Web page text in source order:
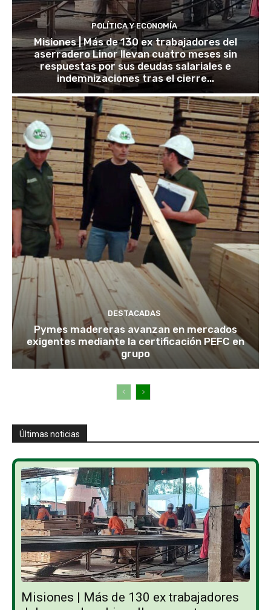
POLÍTICA Y ECONOMÍA
Misiones | Más de 130 ex trabajadores del
aserradero Linor llevan cuatro meses sin
respuestas por sus deudas salariales e
indemnizaciones tras el cierre...
DESTACADAS
Pymes madereras avanzan en mercados
exigentes mediante la certificación PEFC en
grupo
Últimas noticias
Misiones | Más de 130 ex trabajadores